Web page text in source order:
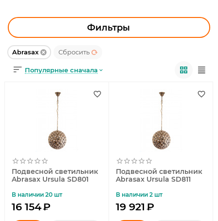
Фильтры
Abrasax Сбросить
Популярные сначала
Подвесной светильник
Abrasax Ursula SD801
В наличии 20 шт
16 154₽
Подвесной светильник
Abrasax Ursula SD811
В наличии 2 шт
19 921 ₽
ОФИСНОЕ ОСВЕЩЕНИЕ
СВЕТОДИОДНАЯ ПОДСВЕТКА
ЛАМПОЧКИ
ЭЛЕКТРОТОВАРЫ
КОМПЛЕКТУЮЩИЕ
ПРЕДМЕТЫ ИНТЕРЬЕРА
НОВОГОДНИЕ ТОВАРЫ